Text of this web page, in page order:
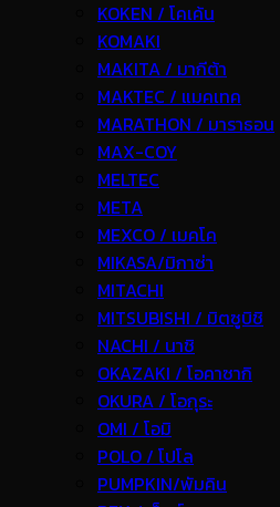
KOKEN / โคเค้น
KOMAKI
MAKITA / มากีต้า
MAKTEC / แมคเทค
MARATHON / มาราธอน
MAX-COY
MELTEC
META
MEXCO / เมคโค
MIKASA/มิกาซ่า
MITACHI
MITSUBISHI / มิตซูบิชิ
NACHI / นาชิ
OKAZAKI / โอคาซากิ
OKURA / โอกุระ
OMI / โอมิ
POLO / โปโล
PUMPKIN/พัมคิน